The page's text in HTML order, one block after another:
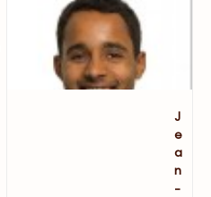
J
e
a
n
-